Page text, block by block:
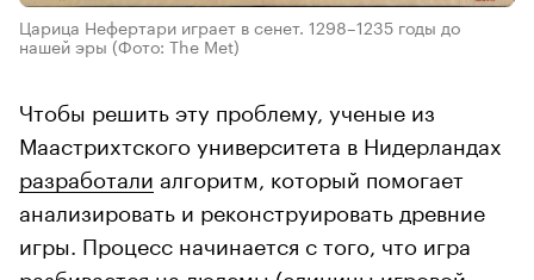
Царица Нефертари играет в сенет. 1298–1235 годы до
нашей эры(Фото: The Met)
Чтобы решить эту проблему, ученые из
Маастрихтского университета в Нидерландах
разработали алгоритм, который помогает
анализировать и реконструировать древние
игры. Процесс начинается с того, что игра